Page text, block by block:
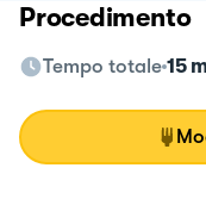
Procedimento
Tempo totale 15